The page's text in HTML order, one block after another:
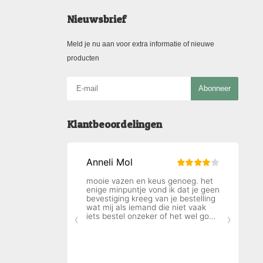
Nieuwsbrief
Meld je nu aan voor extra informatie of nieuwe
producten
Abonneer
Klantbeoordelingen